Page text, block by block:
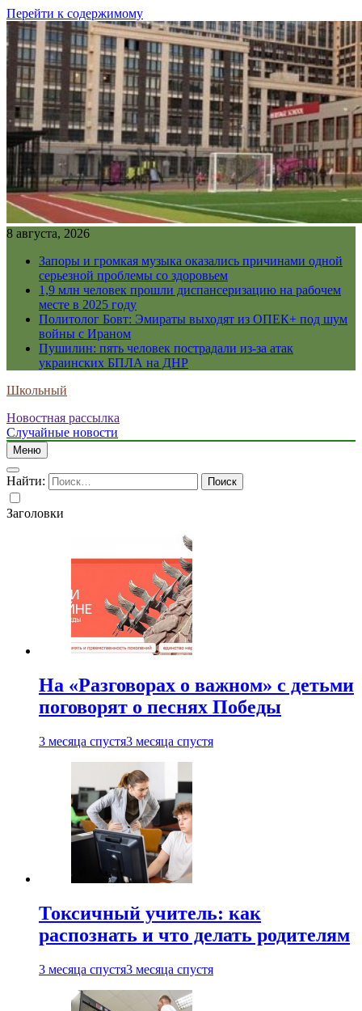
Перейти к содержимому
8 августа, 2026
Запоры и громкая музыка оказались причинами одной
серьезной проблемы со здоровьем
1,9 млн человек прошли диспансеризацию на рабочем
месте в 2025 году
Политолог Бовт: Эмираты выходят из ОПЕК+ под шум
войны с Ираном
Пушилин: пять человек пострадали из-за атак
украинских БПЛА на ДНР
Школьный
Новостная рассылка
Случайные новости
Меню
Найти:
Заголовки
На «Разговорах о важном» с детьми
поговорят о песнях Победы
3 месяца спустя3 месяца спустя
Токсичный учитель: как
распознать и что делать родителям
3 месяца спустя3 месяца спустя